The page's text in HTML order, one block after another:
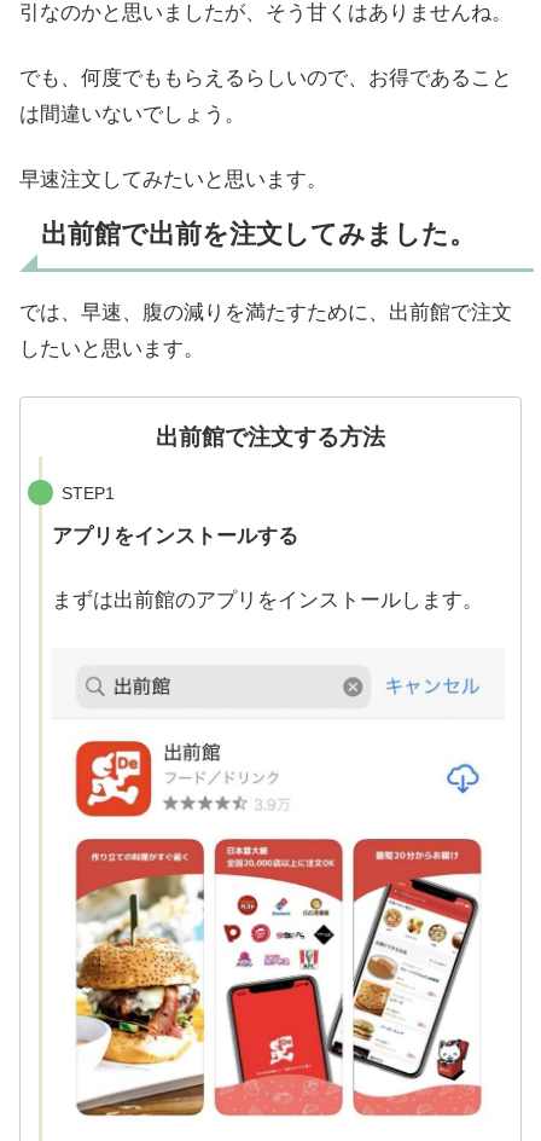
引なのかと思いましたが、そう甘くはありませんね。
でも、何度でももらえるらしいので、お得であること
は間違いないでしょう。
早速注文してみたいと思います。
出前館で出前を注文してみました。
では、早速、腹の減りを満たすために、出前館で注文
したいと思います。
出前館で注文する方法
STEP1
アプリをインストールする
まずは出前館のアプリをインストールします。